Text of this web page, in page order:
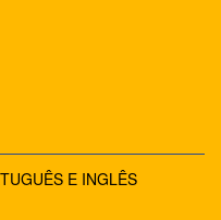
E INGLÊS